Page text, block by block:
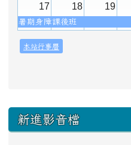
17 18 19
暑期身障課後班
24
本站行事曆
下中區域內容
新進影音檔